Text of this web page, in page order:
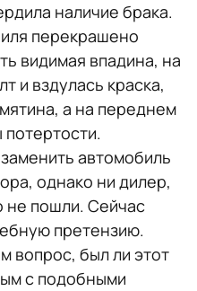
наличие брака.
перекрашено
видимая впадина, на
и вздулась краска,
а на переднем
автомобиль
однако ни дилер,
не пошли. Сейчас
претензию.
вопрос, был ли этот
с подобными